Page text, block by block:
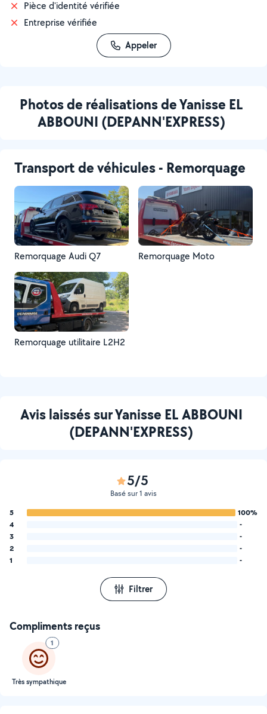
Pièce d'identité vérifiée
Entreprise vérifiée
Appeler
Photos de réalisations de Yanisse EL
ABBOUNI (DEPANN'EXPRESS)
Transport de véhicules - Remorquage
Remorquage Audi Q7 Remorquage Moto
Remorquage utilitaire L2H2
Avis laissés sur Yanisse EL ABBOUNI
(DEPANN'EXPRESS)
5/5
Basé sur 1 avis
5
100%
4
-
3
-
2
-
1
-
Filtrer
Compliments reçus
1
Très sympathique